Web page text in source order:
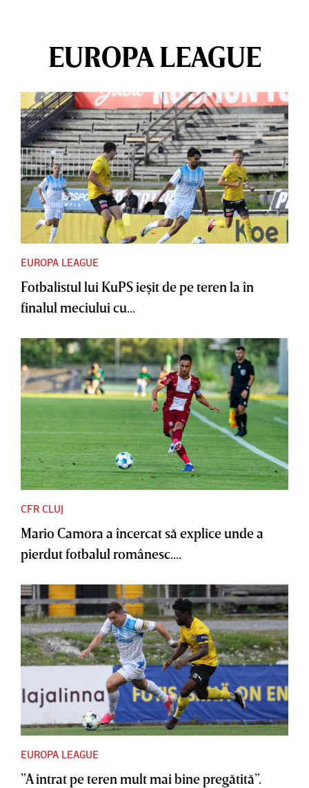
EUROPA LEAGUE
EUROPA LEAGUE
Fotbalistul lui KuPS ieşit de pe teren la în
finalul meciului cu...
CFR CLUJ
Mario Camora a încercat să explice unde a
pierdut fotbalul românesc....
EUROPA LEAGUE
”A intrat pe teren mult mai bine pregătită”.